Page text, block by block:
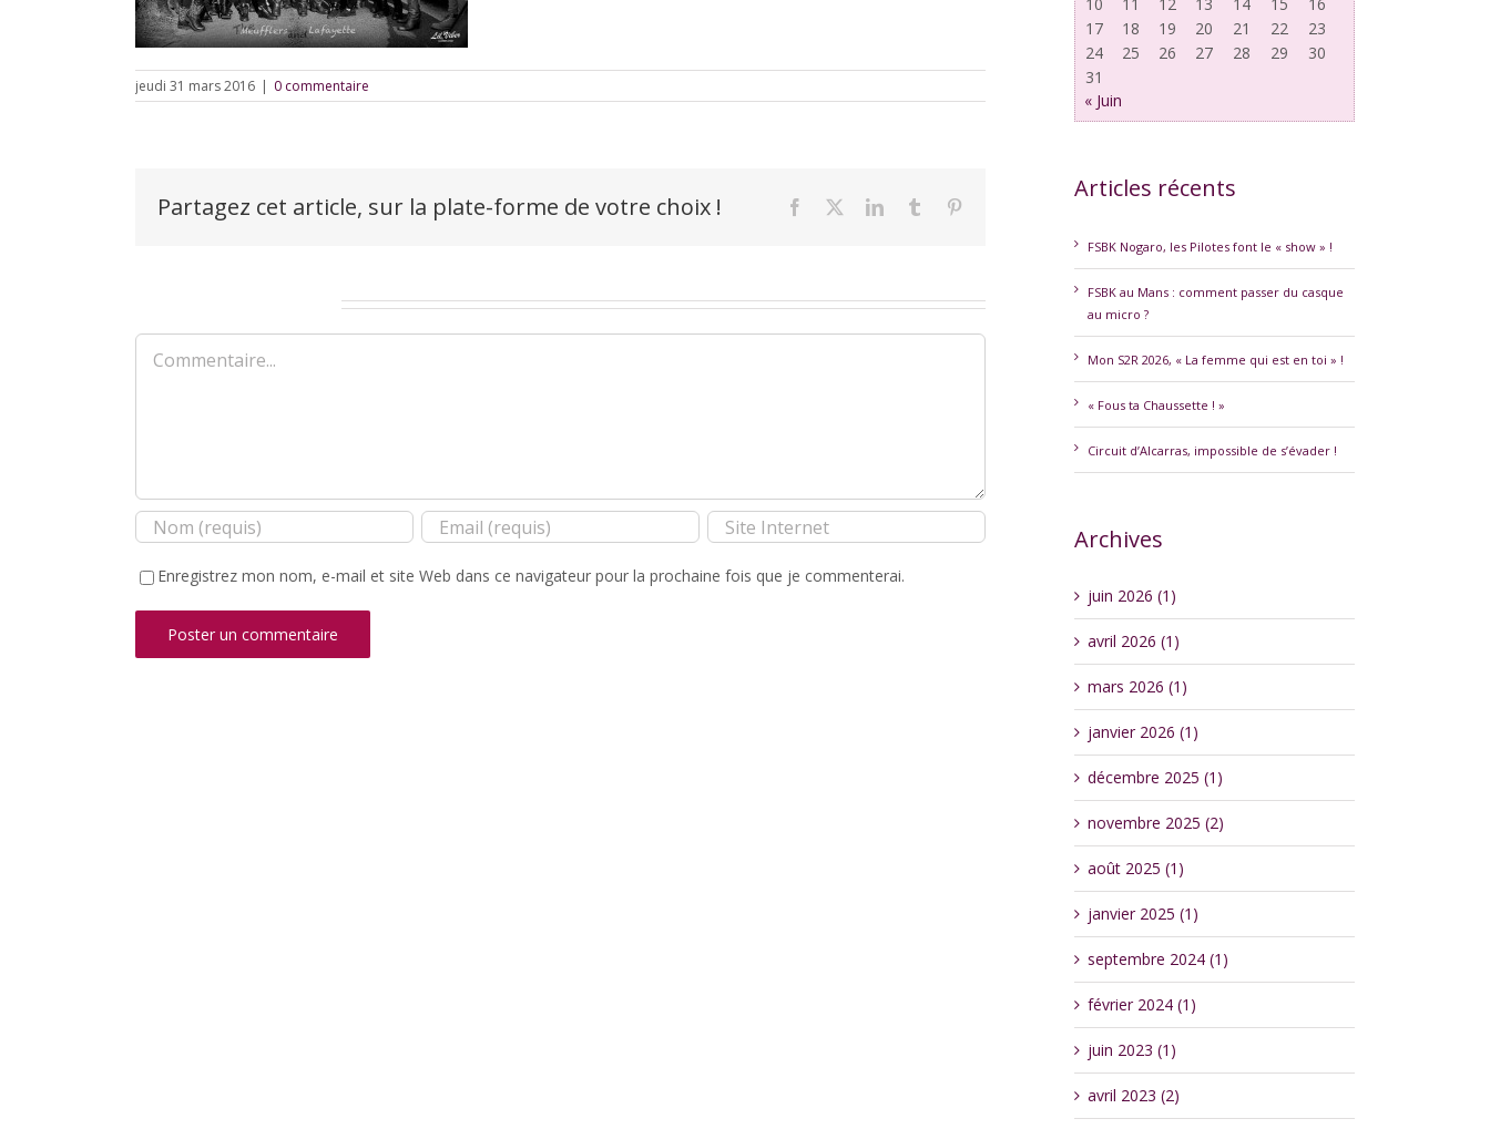
jeudi 31 mars 2016 | 0 commentaire
Partagez cet article, sur la plate-forme de votre choix ! Facebook LinkedInTumblr
Commentaire
Enregistrez mon nom, e-mail et site Web dans ce navigateur pour la prochaine fois que je commenterai.
17
18 19 20 21 22
23
24
25 26 27 28 29
30
31
« Juin
Articles récents
FSBK Nogaro, les Pilotes font le « show » !
FSBK au Mans : comment passer du casque
au micro ?
Mon S2R 2026, « La femme qui est en toi » !
« Fous ta Chaussette ! »
Circuit d’Alcarras, impossible de s’évader !
Archives
juin 2026 (1)
avril 2026 (1)
mars 2026 (1)
janvier 2026 (1)
décembre 2025 (1)
novembre 2025 (2)
août 2025 (1)
janvier 2025 (1)
septembre 2024 (1)
février 2024 (1)
juin 2023 (1)
avril 2023 (2)